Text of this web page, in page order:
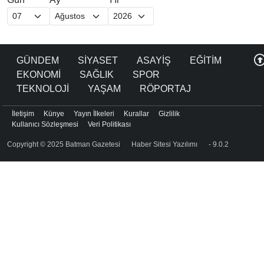
GÜNDEM SİYASET ASAYİŞ
EĞİTİM
EKONOMİ
SAĞLIK
SPOR
TEKNOLOJİ
YAŞAM RÖPORTAJ
Copyright © 2025 Batman Gazetesi Haber Sitesi Yazılımı - 9.0.2
İletişim Künye Yayın İlkeleri Kurallar
Gizlilik
Kullanıcı Sözleşmesi
Veri Politikası